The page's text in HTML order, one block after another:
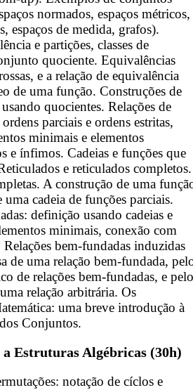
normados, espaços métricos,
espaços de medida, grafos).
e partições, classes de
quociente. Equivalências
e a relação de equivalência
de uma função. Construções de
quocientes. Relações de
parciais e ordens estritas,
minimais e elementos
e ínfimos. Cadeias e funções que
e reticulados completos.
A construção de uma
cadeia de funções parciais.
definição usando cadeias e
minimais, conexão com
bem-fundadas induzidas
de uma relação bem-fundada,
de relações bem-fundadas, e
relação arbitrária. Os
uma breve introdução à
Conjuntos.
Estruturas Algébricas (30h)
notação de cíclos e